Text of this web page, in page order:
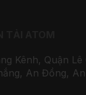
Kênh, Quận
An Đồng,